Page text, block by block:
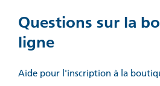
Questions sur la
ligne
Aide pour l'inscription à la